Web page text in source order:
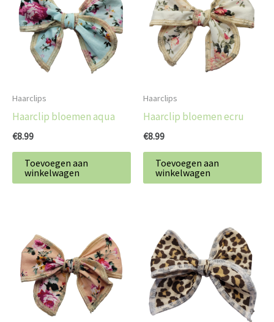
Haarclips
Haarclip bloemen aqua
€8.99
Toevoegen aan
winkelwagen
Haarclips
Haarclip bloemen ecru
€8.99
Toevoegen aan
winkelwagen